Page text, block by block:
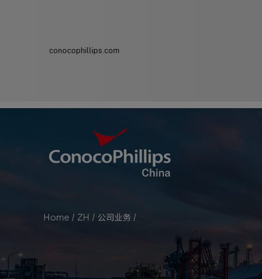
conocophillips.com
ConocoPhillips China
here:
Home / ZH / 公司业务 液化天然气
/